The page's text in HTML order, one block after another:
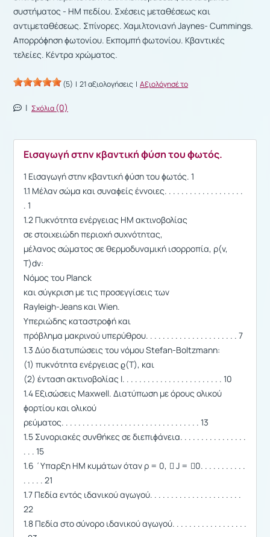
συστήματος - ΗΜ πεδίου. Σχέσεις μεταθέσεως και
αντιμεταθέσεως. Σπίνορες. Χαμιλτονιανή Jaynes- Cummings.
Απορρόϕηση ϕωτονίου. Εκπομπή φωτονίου. Κβαντικές
τελείες. Κέντρα χρώματος.
(5) | 21 αξιολογήσεις | Αξιολόγησέ το
| Σχόλια (0)
Εισαγωγή στην κβαντική ϕύση του ϕωτός.
1 Εισαγωγή στην κβαντική ϕύση του ϕωτός. 1
1.1 Μέλαν σώμα και συναϕείς έννοιες. . . . . . . . . . . . . . . . . . .
. 1
1.2 Πυκνότητα ενέργειας ΗΜ ακτινοβολίας
σε στοιχειώδη περιοχή συχνότητας,
μέλανος σώματος σε θερμοδυναμική ισορροπία, ρ(ν,
T)dν:
Νόμος του Planck
και σύγκριση με τις προσεγγίσεις των
Rayleigh-Jeans και Wien.
Υπεριώδης καταστροϕή και
πρόβλημα μακρινού υπερύθρου. . . . . . . . . . . . . . . . . . . . . . 7
1.3 Δύο διατυπώσεις του νόμου Stefan-Boltzmann:
(1) πυκνότητα ενέργειας ϱ(T), και
(2) ένταση ακτινοβολίας I. . . . . . . . . . . . . . . . . . . . . . . . 10
1.4 Εξισώσεις Maxwell. Διατύπωση με όρους ολικού
ϕορτίου και ολικού
ρεύματος. . . . . . . . . . . . . . . . . . . . . . . . . . . . . . . . . 13
1.5 Συνοριακές συνθήκες σε διεπιϕάνεια. . . . . . . . . . . . . . . .
. . . 15
1.6 ΄Υπαρξη ΗΜ κυμάτων όταν ρ = 0, ⃗ J = ⃗0. . . . . . . . . . .
. . . . . 21
1.7 Πεδία εντός ιδανικού αγωγού. . . . . . . . . . . . . . . . . . . . . .
22
1.8 Πεδία στο σύνορο ιδανικού αγωγού. . . . . . . . . . . . . . . . . .